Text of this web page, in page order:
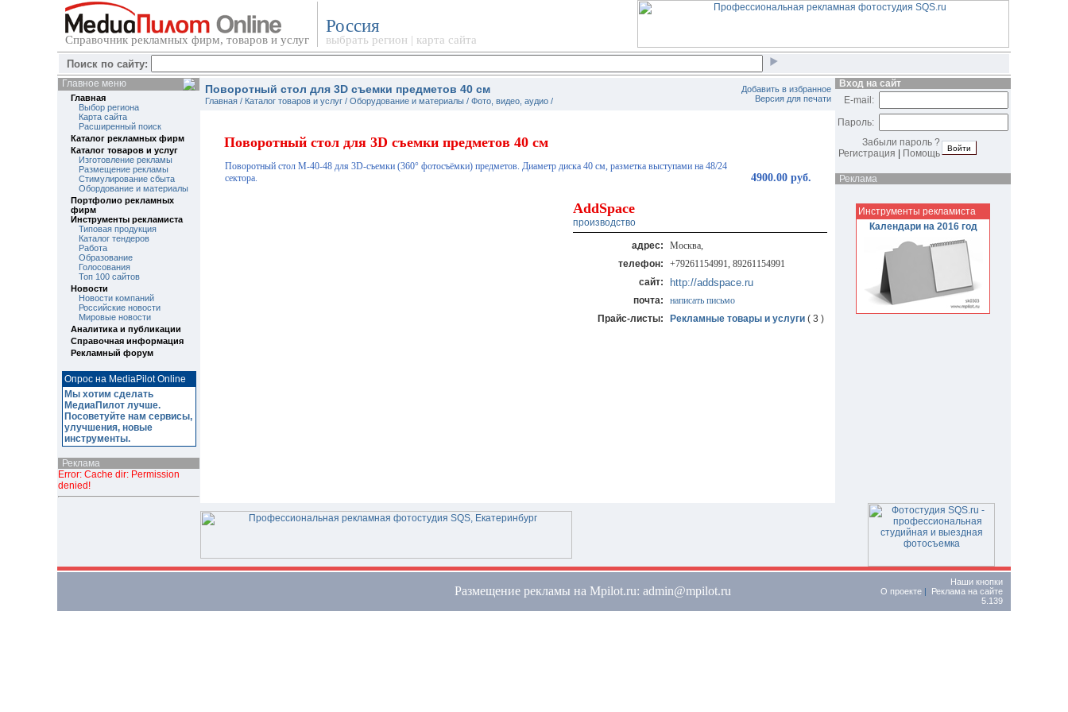
Справочник рекламных фирм, товаров и услуг
Россия
выбрать регион | карта сайта
Поиск по сайту:
Главное меню
Главная
Выбор региона
Карта сайта
Расширенный поиск
Каталог рекламных фирм
Каталог товаров и услуг
Изготовление рекламы
Размещение рекламы
Стимулирование сбыта
Обордование и материалы
Портфолио рекламных
фирм
Инструменты рекламиста
Типовая продукция
Каталог тендеров
Работа
Образование
Голосования
Топ 100 сайтов
Новости
Новости компаний
Российские новости
Мировые новости
Аналитика и публикации
Справочная информация
Рекламный форум
Опрос на MediaPilot Online
Мы хотим сделать
МедиаПилот лучше.
Посоветуйте нам сервисы,
улучшения, новые
инструменты.
Реклама
Error: Cache dir: Permission
denied!
Поворотный стол для 3D съемки предметов 40 см
Главная / Каталог товаров и услуг / Оборудование и материалы / Фото, видео, аудио /
Добавить в избранное
Версия для печати
Поворотный стол для 3D съемки предметов 40 см
Поворотный стол M-40-48 для 3D-съемки (360° фотосъёмки) предметов. Диаметр диска 40 см, разметка выступами на 48/24
сектора.
4900.00 руб.
AddSpace
производство
адрес:
Москва,
телефон:
+79261154991, 89261154991
сайт:
http://addspace.ru
почта:
написать письмо
Прайс-листы:
Рекламные товары и услуги ( 3 )
Вход на сайт
E-mail:
Пароль:
Забыли пароль ?
Регистрация
Помощь
Реклама
Инструменты рекламиста
Календари на 2016 год
Размещение рекламы на Mpilot.ru: admin@mpilot.ru
Наши кнопки
О проекте | Реклама на сайте
5.139